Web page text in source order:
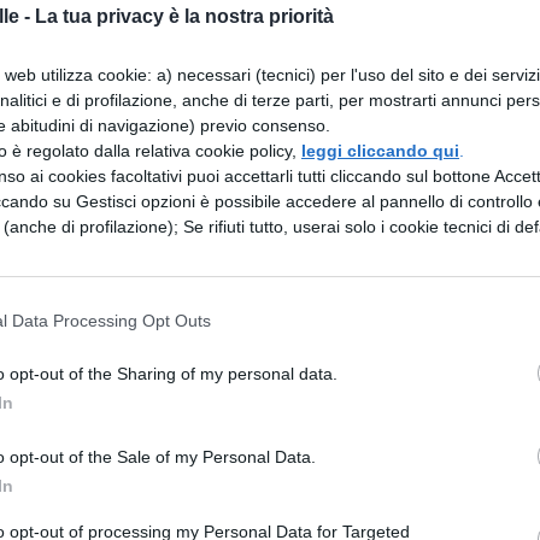
- La tua privacy è la nostra priorità
utilizza cookie: a) necessari (tecnici) per l'uso del sito e dei
e di profilazione, anche di terze parti, per mostrarti annunci
abitudini di navigazione) previo consenso.
è regolato dalla relativa cookie policy, leggi cliccando qui
ai cookies facoltativi puoi accettarli tutti cliccando sul bottone
su Gestisci opzioni è possibile accedere al pannello di controllo
di profilazione); Se rifiuti tutto, userai solo i cookie tecnici di
Data Processing Opt Outs
opt-out of the Sharing of my personal data.
opt-out of the Sale of my Personal Data.
opt-out of processing my Personal Data for Targeted
con incerto esito, combattevano contro i
Roma per chiedere gli auspici e a Q. Fabio
di mantenere la posizione e non scontrarsi
Q. Fabio promise a Papirio che avrebbe fatto
tramite degli esploratori, che
se nel Sannio non ci fosse nessun Romano.
gli fosse stata data un'occasione
insieme alla vittoria ottenere un grande onore
(così era chiamato il luogo), si scontrò con
dei Romani, poiché avevano tentato
dei nemici, su consiglio di L. Comino, tribuno
i calcagni li lanciarono tanto che non
scatenati, lanciati in mezzo ai nemici fecero